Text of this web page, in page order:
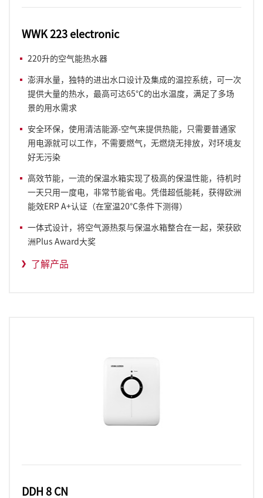
WWK 223 electronic
220升的空气能热水器
澎湃水量，独特的进出水口设计及集成的温控系统，可一次
提供大量的热水，最高可达65°C的出水温度，满足了多场
景的用水需求
安全环保，使用清洁能源-空气来提供热能，只需要普通家
用电源就可以工作，不需要燃气，无燃烧无排放，对环境友
好无污染
高效节能，一流的保温水箱实现了极高的保温性能，待机时
一天只用一度电，非常节能省电。凭借超低能耗，获得欧洲
能效ERP A+认证（在室温20°C条件下测得）
一体式设计，将空气源热泵与保温水箱整合在一起，荣获欧
洲Plus Award大奖
了解产品
DDH 8 CN